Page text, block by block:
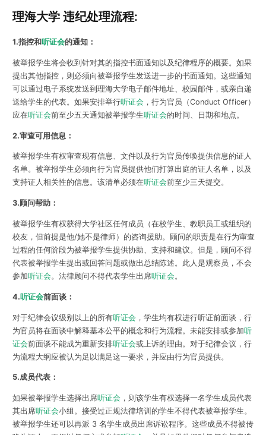
理海大学 违纪处理流程:
1.指控和听证会的通知：
被举报学生将会收到针对其的指控书面通知以及纪律程序的概要。如果
提出其他指控，则必须向被举报学生发送进一步的书面通知。这些通知
可以通过电子系统发送到理海大学电子邮件地址、校园邮件，或亲自递
送给学生的代表。如果安排举行听证会 ，行为官员（Conduct Officer）
应在听证会前至少五天通知被举报学生听证会的时间、日期和地点。
2.审查可用信息：
被举报学生有权审查现有信息、文件以及行为官员传唤提供信息的证人
名单。被举报学生必须向行为官员提供他们打算出庭的证人名单，以及
支持证人相关性的信息。该清单必须在听证会前至少三天提交。
3.顾问帮助：
被举报学生有权获得大学社区任何成员（在校学生、教职员工或组织的
校友，但前提是他/她不是律师）的咨询援助。顾问的职责是在行为审查
过程的任何阶段为被举报学生提供协助、支持和建议。但是，顾问不得
代表被举报学生提出或回答问题或做出总结陈述。此人是观察员，不会
参加听证会。法律顾问不得代表学生出席听证会。
4. 听证会前面谈：
对于纪律会议级别以上的所有听证会 ，学生均有权进行听证前面谈，行
为官员将在面谈中解释基本公平的概念和行为流程。未能安排或参加听
证会前面谈不能成为重新安排听证会或上诉的理由。对于纪律会议，行
为流程大纲应被认为足以满足这一要求，并应由行为官员提供。
5.成员代表：
如果被举报学生选择出席听证会 ，则该学生有权选择一名学生成员代表
其出席听证会小组。接受过正规法律培训的学生不得代表被举报学生。
被举报学生还可以再派 3 名学生成员出席诉讼程序。这些成员不得被传